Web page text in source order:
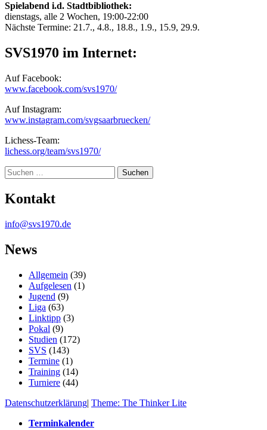
Spielabend i.d. Stadtbibliothek:
dienstags, alle 2 Wochen, 19:00-22:00
Nächste Termine: 21.7., 4.8., 18.8., 1.9., 15.9, 29.9.
SVS1970 im Internet:
Auf Facebook:
www.facebook.com/svs1970/
Auf Instagram:
www.instagram.com/svgsaarbruecken/
Lichess-Team:
lichess.org/team/svs1970/
Suche
Kontakt
info@svs1970.de
News
Allgemein (39)
Aufgelesen (1)
Jugend (9)
Liga (63)
Linktipp (3)
Pokal (9)
Studien (172)
SVS (143)
Termine (1)
Training (14)
Turniere (44)
Datenschutzerklärung| Theme: The Thinker Lite
Terminkalender